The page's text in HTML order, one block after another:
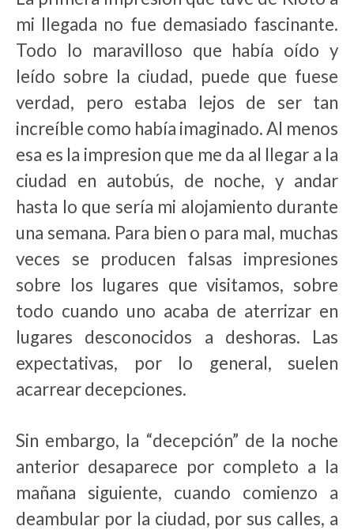
mi llegada no fue demasiado fascinante.
Todo lo maravilloso que había oído y
leído sobre la ciudad, puede que fuese
verdad, pero estaba lejos de ser tan
increíble como había imaginado. Al menos
esa es la impresion que me da al llegar a la
ciudad en autobús, de noche, y andar
hasta lo que sería mi alojamiento durante
una semana. Para bien o para mal, muchas
veces se producen falsas impresiones
sobre los lugares que visitamos, sobre
todo cuando uno acaba de aterrizar en
lugares desconocidos a deshoras. Las
expectativas, por lo general, suelen
acarrear decepciones.
Sin embargo, la “decepción” de la noche
anterior desaparece por completo a la
mañana siguiente, cuando comienzo a
deambular por la ciudad, por sus calles, a